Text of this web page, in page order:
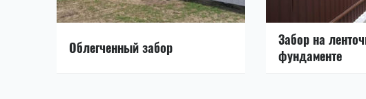
Облегченный забор
Забор на
фундаменте